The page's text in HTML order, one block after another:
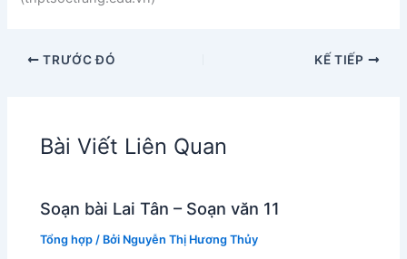
TRƯỚC ĐÓ KẾ TIẾP
Bài Viết Liên Quan
Soạn bài Lai Tân – Soạn văn 11
Tổng hợp / Bởi Nguyễn Thị Hương Thủy